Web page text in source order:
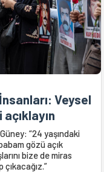
Veysel
“24 yaşındaki
gözü açık
bize de miras
çıkacağız.”